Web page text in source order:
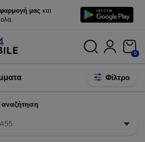
μας και
0
Φίλτρο